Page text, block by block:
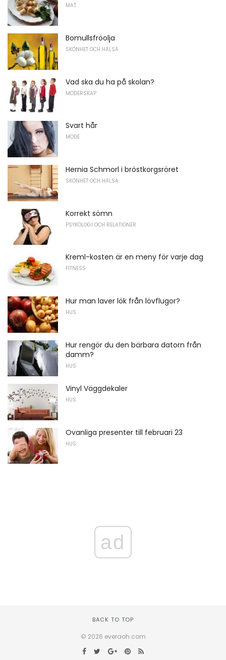
MAT
Bomullsfröolja
SKÖNHET OCH HÄLSA
Vad ska du ha på skolan?
MODERSKAP
Svart hår
MODE
Hernia Schmorl i bröstkorgsröret
SKÖNHET OCH HÄLSA
Korrekt sömn
PSYKOLOGI OCH RELATIONER
Kreml-kosten är en meny för varje dag
FITNESS
Hur man laver lök från lövflugor?
HUS
Hur rengör du den bärbara datorn från
damm?
HUS
Vinyl Väggdekaler
HUS
Ovanliga presenter till februari 23
HUS
ad
BACK TO TOP
© 2026 everaoh.com